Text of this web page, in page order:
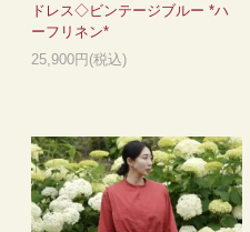
ドレス◇ビンテージブルー *ハ
ーフリネン*
25,900円(税込)